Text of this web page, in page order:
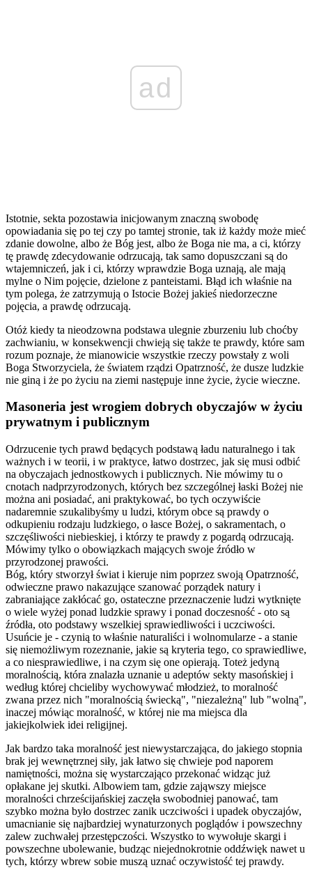
ad
Istotnie, sekta pozostawia inicjowanym znaczną swobodę
opowiadania się po tej czy po tamtej stronie, tak iż każdy może mieć
zdanie dowolne, albo że Bóg jest, albo że Boga nie ma, a ci, którzy
tę prawdę zdecydowanie odrzucają, tak samo dopuszczani są do
wtajemniczeń, jak i ci, którzy wprawdzie Boga uznają, ale mają
mylne o Nim pojęcie, dzielone z panteistami. Błąd ich właśnie na
tym polega, że zatrzymują o Istocie Bożej jakieś niedorzeczne
pojęcia, a prawdę odrzucają.
Otóż kiedy ta nieodzowna podstawa ulegnie zburzeniu lub choćby
zachwianiu, w konsekwencji chwieją się także te prawdy, które sam
rozum poznaje, że mianowicie wszystkie rzeczy powstały z woli
Boga Stworzyciela, że światem rządzi Opatrzność, że dusze ludzkie
nie giną i że po życiu na ziemi następuje inne życie, życie wieczne.
Masoneria jest wrogiem dobrych obyczajów w życiu
prywatnym i publicznym
Odrzucenie tych prawd będących podstawą ładu naturalnego i tak
ważnych i w teorii, i w praktyce, łatwo dostrzec, jak się musi odbić
na obyczajach jednostkowych i publicznych. Nie mówimy tu o
cnotach nadprzyrodzonych, których bez szczególnej łaski Bożej nie
można ani posiadać, ani praktykować, bo tych oczywiście
nadaremnie szukalibyśmy u ludzi, którym obce są prawdy o
odkupieniu rodzaju ludzkiego, o łasce Bożej, o sakramentach, o
szczęśliwości niebieskiej, i którzy te prawdy z pogardą odrzucają.
Mówimy tylko o obowiązkach mających swoje źródło w
przyrodzonej prawości.
Bóg, który stworzył świat i kieruje nim poprzez swoją Opatrzność,
odwieczne prawo nakazujące szanować porządek natury i
zabraniające zakłócać go, ostateczne przeznaczenie ludzi wytknięte
o wiele wyżej ponad ludzkie sprawy i ponad doczesność - oto są
źródła, oto podstawy wszelkiej sprawiedliwości i uczciwości.
Usuńcie je - czynią to właśnie naturaliści i wolnomularze - a stanie
się niemożliwym rozeznanie, jakie są kryteria tego, co sprawiedliwe,
a co niesprawiedliwe, i na czym się one opierają. Toteż jedyną
moralnością, która znalazła uznanie u adeptów sekty masońskiej i
według której chcieliby wychowywać młodzież, to moralność
zwana przez nich "moralnością świecką", "niezależną" lub "wolną",
inaczej mówiąc moralność, w której nie ma miejsca dla
jakiejkolwiek idei religijnej.
Jak bardzo taka moralność jest niewystarczająca, do jakiego stopnia
brak jej wewnętrznej siły, jak łatwo się chwieje pod naporem
namiętności, można się wystarczająco przekonać widząc już
opłakane jej skutki. Albowiem tam, gdzie zająwszy miejsce
moralności chrześcijańskiej zaczęła swobodniej panować, tam
szybko można było dostrzec zanik uczciwości i upadek obyczajów,
umacnianie się najbardziej wynaturzonych poglądów i powszechny
zalew zuchwałej przestępczości. Wszystko to wywołuje skargi i
powszechne ubolewanie, budząc niejednokrotnie oddźwięk nawet u
tych, którzy wbrew sobie muszą uznać oczywistość tej prawdy.